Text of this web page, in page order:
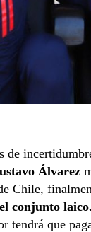
de
Álvarez
Chile,
conjunto laico.
tendrá que